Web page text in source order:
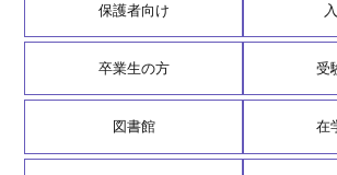
保護者向け
卒業生の方 受
図書館 在